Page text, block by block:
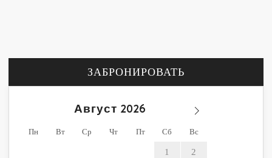
ЗАБРОНИРОВАТЬ
Август
Пн Вт Ср Чт Пт Сб Вс
1 2